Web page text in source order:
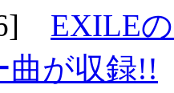
EXILE
曲が収録!!